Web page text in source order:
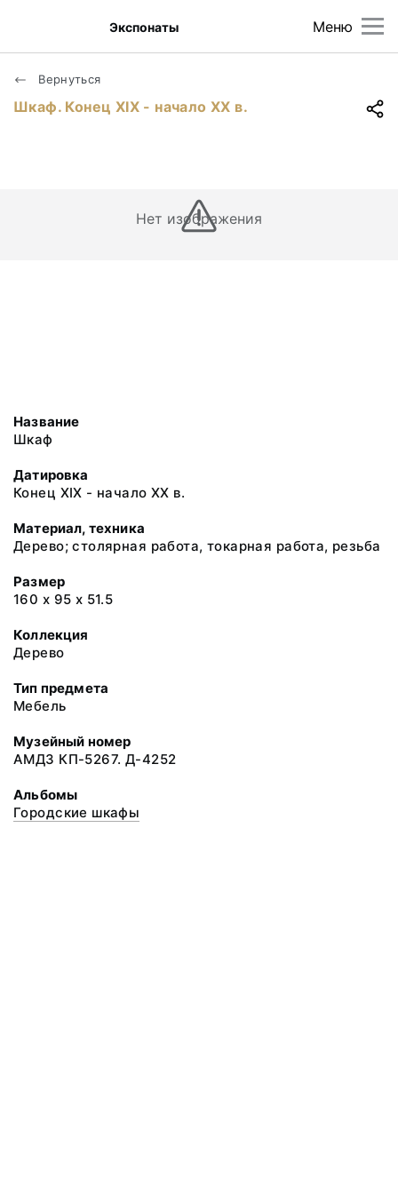
Меню
Экспонаты
Вернуться
Шкаф. Конец XIX - начало XX в.
Нет изображения
Название
Шкаф
Датировка
Конец XIX - начало XX в.
Материал, техника
Дерево; столярная работа, токарная работа, резьба
Размер
160 х 95 х 51.5
Коллекция
Дерево
Тип предмета
Мебель
Музейный номер
АМДЗ КП-5267. Д-4252
Альбомы
Городские шкафы